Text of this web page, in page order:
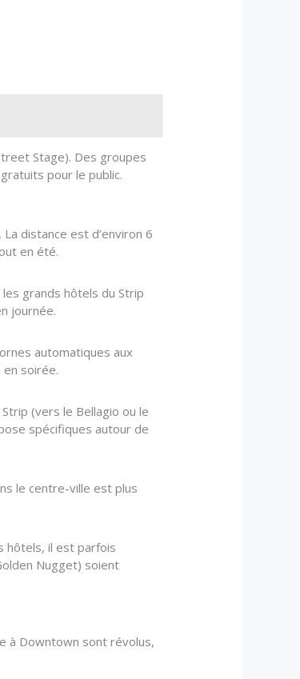
Stage). Des groupes
pour le public.
distance est d’environ 6
en été.
grands hôtels du Strip
journée.
automatiques aux
soirée.
(vers le Bellagio ou le
spécifiques autour de
le centre-ville est plus
hôtels, il est parfois
Nugget) soient
à Downtown sont révolus,